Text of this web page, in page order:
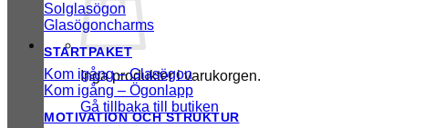
Inga produkter i varukorgen.
Gå tillbaka till butiken
Solglasögon
Glasögoncharms
STARTPAKET
Kom igång – Glasögon
Kom igång – Ögonlapp
MOTIVATION OCH STRUKTUR